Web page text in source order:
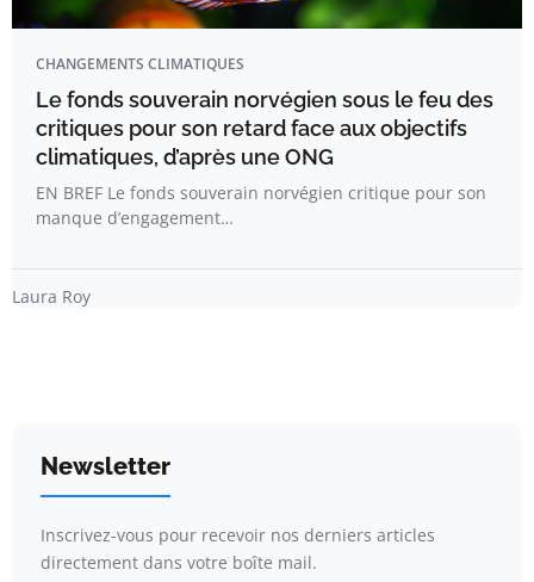
CHANGEMENTS CLIMATIQUES
Le fonds souverain norvégien sous le feu des
critiques pour son retard face aux objectifs
climatiques, d’après une ONG
EN BREF Le fonds souverain norvégien critique pour son
manque d’engagement…
Laura Roy
Newsletter
Inscrivez-vous pour recevoir nos derniers articles
directement dans votre boîte mail.